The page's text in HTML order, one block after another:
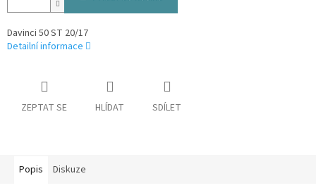
Davinci 50 ST 20/17
Detailní informace
ZEPTAT SE HLÍDAT SDÍLET
Popis Diskuze